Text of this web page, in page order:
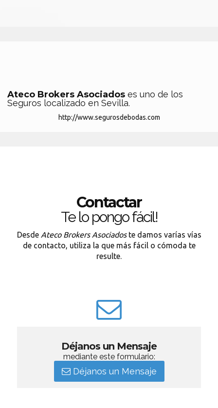
Ateco Brokers Asociados es uno de los
Seguros localizado en Sevilla.
http://www.segurosdebodas.com
Contactar
Te lo pongo fácil!
Desde Ateco Brokers Asociadoste damos varías vías
de contacto, utiliza la que más fácil o cómoda te
resulte.
Déjanos un Mensaje
mediante este formulario:
Déjanos un Mensaje